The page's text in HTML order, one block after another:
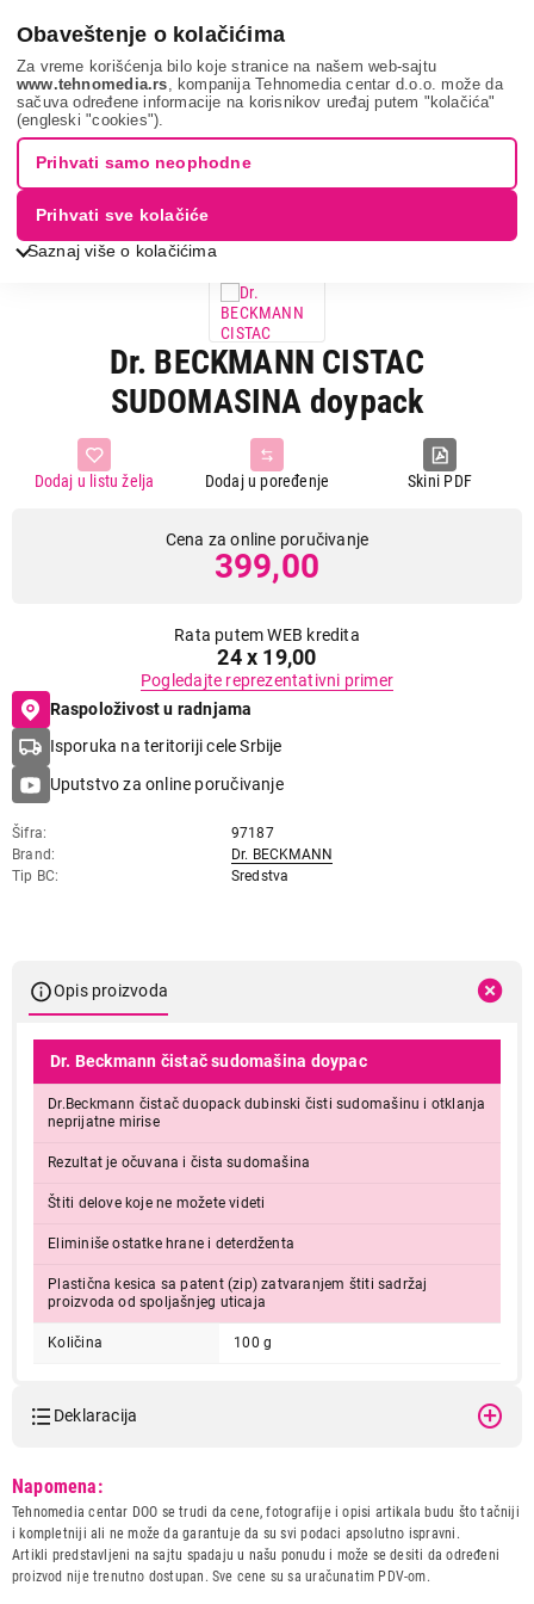
Obaveštenje o kolačićima
Za vreme korišćenja bilo koje stranice na našem web-sajtu
www.tehnomedia.rs , kompanija Tehnomedia centar d.o.o. može da
sačuva određene informacije na korisnikov uređaj putem "kolačića"
(engleski "cookies").
Saznaj više o kolačićima
Prihvati samo neophodne
Prihvati sve kolačiće
Bela tehnika Oprema za belu tehniku
Sredstva za mašine za
pranje sudova
Dr. beckmann ci...
Dr. BECKMANN CISTAC
SUDOMASINA doypack
Skini PDF
Dodaj u poređenje
Dodaj u listu želja
Cena za online poručivanje
399,00
Rata putem WEB kredita
24 x 19,00
Pogledajte reprezentativni primer
Raspoloživost u radnjama
Isporuka na teritoriji cele Srbije
Uputstvo za online poručivanje
Šifra
97187
Brand
Dr. BECKMANN
Tip BC
Sredstva
Opis proizvoda
Dr. Beckmann čistač sudomašina doypac
Dr.Beckmann čistač duopack dubinski čisti sudomašinu i otklanja
neprijatne mirise
Rezultat je očuvana i čista sudomašina
Štiti delove koje ne možete videti
Eliminiše ostatke hrane i deterdženta
Plastična kesica sa patent (zip) zatvaranjem štiti sadržaj
proizvoda od spoljašnjeg uticaja
Količina 100 g
Deklaracija
Naziv i vrsta robe:
OPREMA I SREDSTVA ZA
BELU TEHNIKU
Uvoznik:
?
Napomena:
Tehnomedia centar DOO se trudi da cene, fotografije i opisi artikala budu što tačniji
i kompletniji ali ne može da garantuje da su svi podaci apsolutno ispravni.
Artikli predstavljeni na sajtu spadaju u našu ponudu i može se desiti da određeni
proizvod nije trenutno dostupan. Sve cene su sa uračunatim PDV-om.